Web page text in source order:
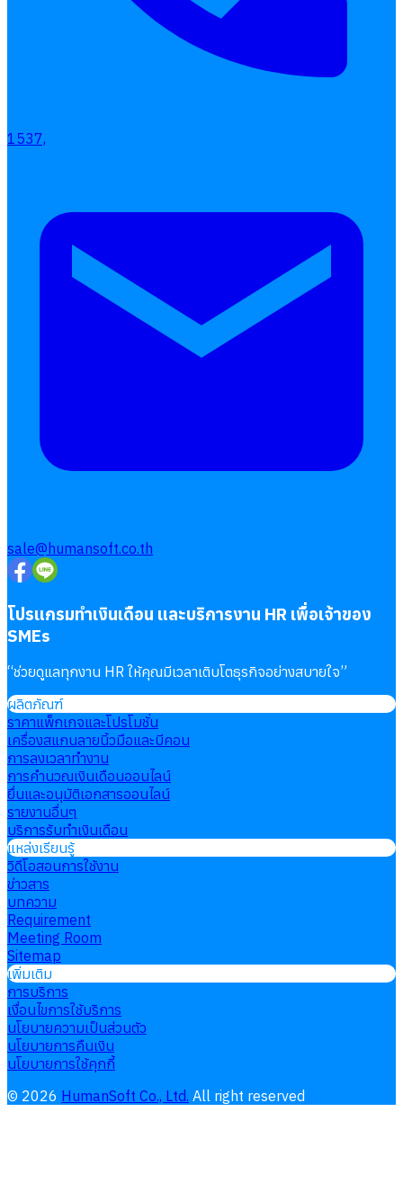
1537,
sale@humansoft.co.th
โปรแกรมทำเงินเดือน และบริการงาน HR เพื่อเจ้าของ
SMEs
“ช่วยดูแลทุกงาน HR ให้คุณมีเวลาเติบโตธุรกิจอย่างสบายใจ”
ผลิตภัณฑ์
ราคาแพ็กเกจและโปรโมชั่น
เครื่องสแกนลายนิ้วมือและบีคอน
การลงเวลาทำงาน
การคำนวณเงินเดือนออนไลน์
ยื่นและอนุมัติเอกสารออนไลน์
รายงานอื่นๆ
บริการรับทำเงินเดือน
แหล่งเรียนรู้
วิดีโอสอนการใช้งาน
ข่าวสาร
บทความ
Requirement
Meeting Room
Sitemap
เพิ่มเติม
การบริการ
เงื่อนไขการใช้บริการ
นโยบายความเป็นส่วนตัว
นโยบายการคืนเงิน
นโยบายการใช้คุกกี้
© 2026 HumanSoft Co., Ltd. All right reserved